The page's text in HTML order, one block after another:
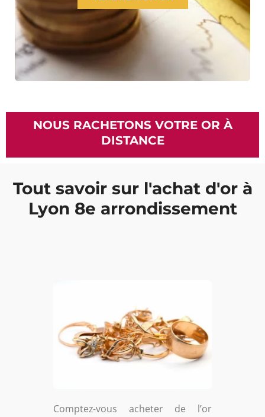
NOUS RACHETONS VOTRE OR À
DISTANCE
Tout savoir sur l'achat d'or à
Lyon 8e arrondissement
Comptez-vous acheter de l’or